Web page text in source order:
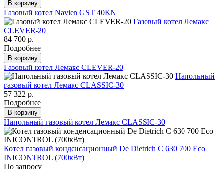
В корзину
Газовый котел Navien GST 40KN
Газовый котел Лемакс
CLEVER-20
84 700 р.
Подробнее
В корзину
Газовый котел Лемакс CLEVER-20
Напольный
газовый котел Лемакс CLASSIC-30
57 322 р.
Подробнее
В корзину
Напольный газовый котел Лемакс CLASSIC-30
Котел газовый конденсационный De Dietrich C 630 700 Eco
INICONTROL (700кВт)
По запросу